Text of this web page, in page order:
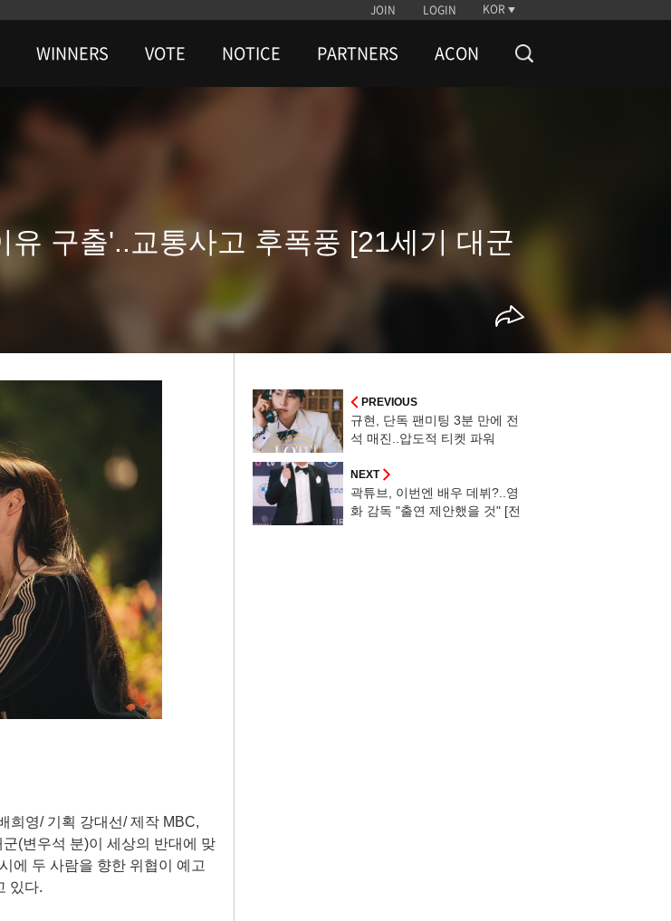
JOIN LOGIN KOR
WINNERS VOTE NOTICE PARTNERS ACON
구출'..교통사고 후폭풍 [21세기 대군
희영/ 기획 강대선/ 제작 MBC,
(변우석 분)이 세상의 반대에 맞
에 두 사람을 향한 위협이 예고
있다.
PREVIOUS
규현, 단독 팬미팅 3분 만에 전
석 매진..압도적 티켓 파워
NEXT
곽튜브, 이번엔 배우 데뷔?..영
화 감독 "출연 제안했을 것" [전